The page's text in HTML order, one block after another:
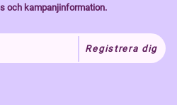
och kampanjinformation.
Registrera dig